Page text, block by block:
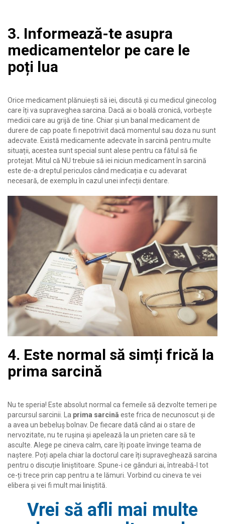
3. Informează-te asupra
medicamentelor pe care le
poți lua
Orice medicament plănuiești să iei, discută și cu medicul ginecolog
care îți va supraveghea sarcina. Dacă ai o boală cronică, vorbește
medicii care au grijă de tine. Chiar și un banal medicament de
durere de cap poate fi nepotrivit dacă momentul sau doza nu sunt
adecvate. Există medicamente adecvate în sarcină pentru multe
situații, acestea sunt special sunt alese pentru ca fătul să fie
protejat. Mitul că NU trebuie să iei niciun medicament în sarcină
este de-a dreptul periculos când medicația e cu adevarat
necesară, de exemplu în cazul unei infecții dentare.
4. Este normal să simți frică la
prima sarcină
Nu te speria! Este absolut normal ca femeile să dezvolte temeri pe
parcursul sarcinii. La prima sarcină este frica de necunoscut și de
a avea un bebeluș bolnav. De fiecare dată când ai o stare de
nervozitate, nu te rușina și apelează la un prieten care să te
asculte. Alege pe cineva calm, care îți poate învinge teama de
naștere. Poți apela chiar la doctorul care îți supraveghează sarcina
pentru o discuție liniștitoare. Spune-i ce gânduri ai, întreabă-l tot
ce-ți trece prin cap pentru a te lămuri. Vorbind cu cineva te vei
elibera și vei fi mult mai liniștită.
Vrei să afli mai multe